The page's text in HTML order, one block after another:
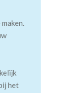
het